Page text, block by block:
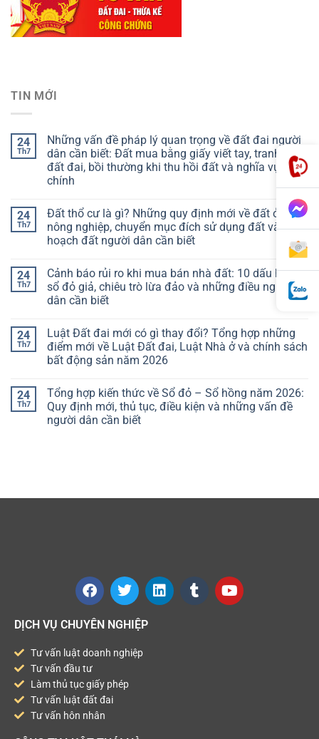
TIN MỚI
24
Th7
Những vấn đề pháp lý quan trọng về đất đai người
dân cần biết: Đất mua bằng giấy viết tay, tranh chấp
đất đai, bồi thường khi thu hồi đất và nghĩa vụ tài
chính
24
Th7
Đất thổ cư là gì? Những quy định mới về đất ở, đất
nông nghiệp, chuyển mục đích sử dụng đất và quy
hoạch đất người dân cần biết
24
Th7
Cảnh báo rủi ro khi mua bán nhà đất: 10 dấu hiệu
sổ đỏ giả, chiêu trò lừa đảo và những điều người
dân cần biết
24
Th7
Luật Đất đai mới có gì thay đổi? Tổng hợp những
điểm mới về Luật Đất đai, Luật Nhà ở và chính sách
bất động sản năm 2026
24
Th7
Tổng hợp kiến thức về Sổ đỏ – Sổ hồng năm 2026:
Quy định mới, thủ tục, điều kiện và những vấn đề
người dân cần biết
DỊCH VỤ CHUYÊN NGHIỆP
Tư vấn luật doanh nghiệp
Tư vấn đầu tư
Làm thủ tục giấy phép
Tư vấn luật đất đai
Tư vấn hôn nhân